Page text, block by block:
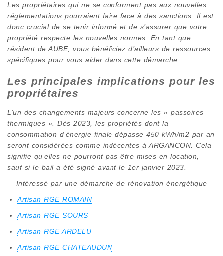
Les propriétaires qui ne se conforment pas aux nouvelles
réglementations pourraient faire face à des sanctions. Il est
donc crucial de se tenir informé et de s’assurer que votre
propriété respecte les nouvelles normes. En tant que
résident de AUBE, vous bénéficiez d’ailleurs de ressources
spécifiques pour vous aider dans cette démarche.
Les principales implications pour les
propriétaires
L’un des changements majeurs concerne les « passoires
thermiques ». Dès 2023, les propriétés dont la
consommation d’énergie finale dépasse 450 kWh/m2 par an
seront considérées comme indécentes à ARGANCON. Cela
signifie qu’elles ne pourront pas être mises en location,
sauf si le bail a été signé avant le 1er janvier 2023.
Intéressé par une démarche de rénovation énergétique
Artisan RGE ROMAIN
Artisan RGE SOURS
Artisan RGE ARDELU
Artisan RGE CHATEAUDUN